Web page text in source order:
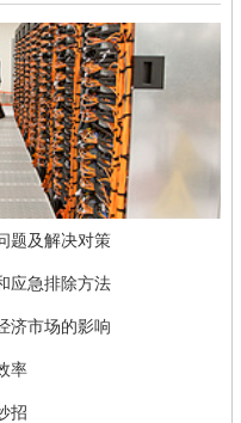
题及解决对策
应急排除方法
济市场的影响
率
招